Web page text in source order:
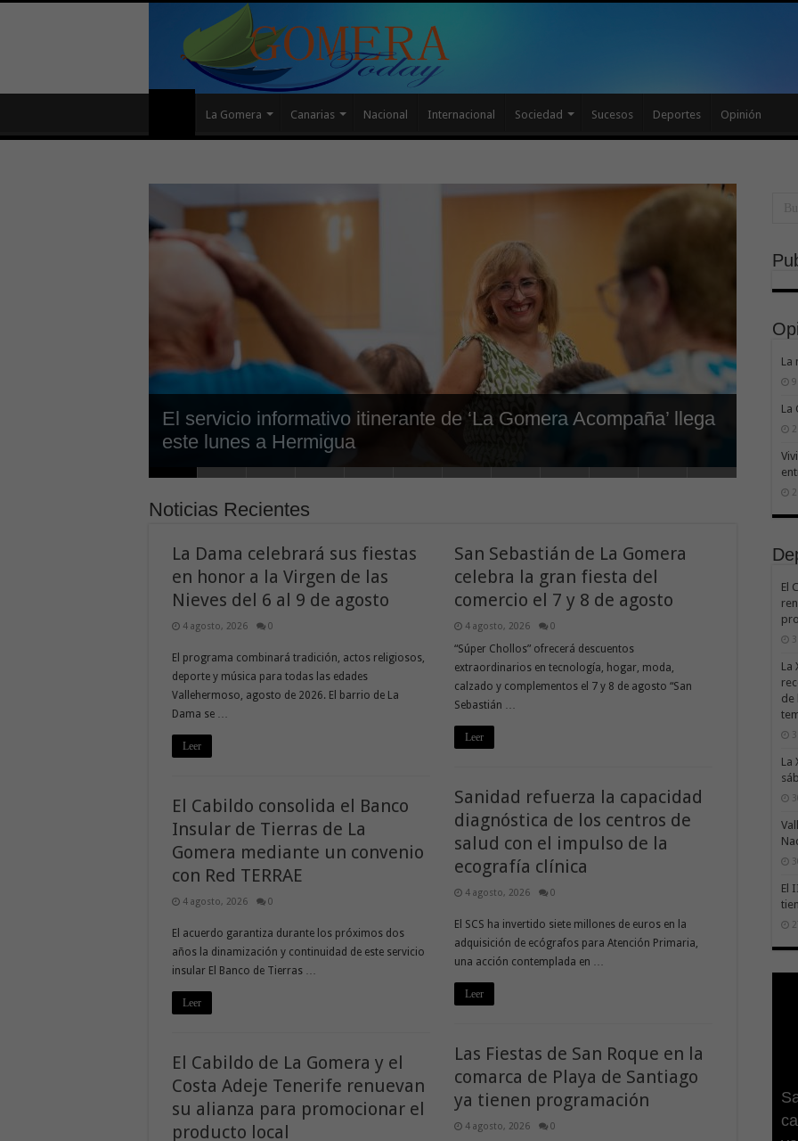
La Gomera Canarias Nacional Internacional Sociedad Sucesos Deportes Opinión
El servicio informativo itinerante de ‘La Gomera Acompaña’ llega
este lunes a Hermigua
Cierre del acceso al Alto de Garajonay el próximo miércoles 12
de agosto del 2026
El Cabildo inicia la fase final de la adecuación del entorno de La
Rajita con la pavimentación de los aparcamientos
El Cabildo abre a la ciudadanía la elaboración del Plan
Estratégico de Igualdad y Políticas de Género 2027-2030
Hermigua presenta «Hermigua Joven III»
La campaña de verano del Bono Consumo inyecta más de 1,1
millones de euros en el tejido económico de La Gomera
El Ayuntamiento de Hermigua licita la instalación de 30 farolas
fotovoltaicas en la subida a Las Cabezadas
El Ayuntamiento de Vallehermoso pone en marcha un programa
de actividades para la juventud del municipio
Regulación puntual del tráfico en el Túnel de la Cumbre por
trabajos de limpieza
La Oficina de Proyectos Estratégicos del Gobierno de Canarias y
el Cabildo de La Gomera exploran vías para impulsar nuevas
iniciativas estratégicas en la isla
Las actividades de ‘La Gomera Acompaña’ llegan este viernes a
Alajeró
La Dama celebrará sus fiestas en honor a la Virgen de las
Nieves del 6 al 9 de agosto
Noticias Recientes
La Dama celebrará sus fiestas
en honor a la Virgen de las
Nieves del 6 al 9 de agosto
4 agosto, 2026 0
El programa combinará tradición, actos religiosos,
deporte y música para todas las edades
Vallehermoso, agosto de 2026. El barrio de La
Dama se …
Leer
San Sebastián de La Gomera
celebra la gran fiesta del
comercio el 7 y 8 de agosto
4 agosto, 2026 0
“Súper Chollos” ofrecerá descuentos
extraordinarios en tecnología, hogar, moda,
calzado y complementos el 7 y 8 de agosto “San
Sebastián …
Leer
Sanidad refuerza la capacidad
diagnóstica de los centros de
salud con el impulso de la
ecografía clínica
4 agosto, 2026 0
El SCS ha invertido siete millones de euros en la
adquisición de ecógrafos para Atención Primaria,
una acción contemplada en …
Leer
El Cabildo consolida el Banco
Insular de Tierras de La
Gomera mediante un convenio
con Red TERRAE
4 agosto, 2026 0
El acuerdo garantiza durante los próximos dos
años la dinamización y continuidad de este servicio
insular El Banco de Tierras …
Leer
Las Fiestas de San Roque en la
comarca de Playa de Santiago
ya tienen programación
4 agosto, 2026 0
El Cabildo de La Gomera y el
Costa Adeje Tenerife renuevan
su alianza para promocionar el
producto local
La
La
El
La
de
La
El